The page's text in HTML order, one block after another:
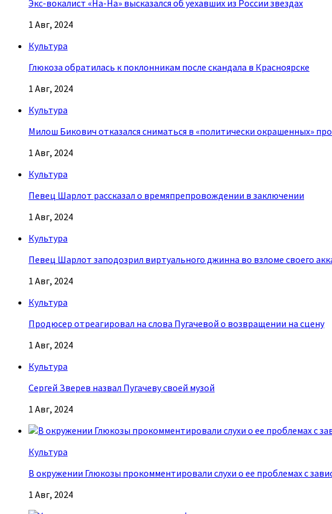
Экс-вокалист «На-На» высказался об уехавших из России звездах
1 Авг, 2024
Культура
Глюкоза обратилась к поклонникам после скандала в Красноярске
1 Авг, 2024
Культура
Милош Бикович отказался сниматься в «политически окрашенных»
1 Авг, 2024
Культура
Певец Шарлот рассказал о времяпрепровождении в заключении
1 Авг, 2024
Культура
Певец Шарлот заподозрил виртуального джинна во взломе своего
1 Авг, 2024
Культура
Продюсер отреагировал на слова Пугачевой о возвращении на сцену
1 Авг, 2024
Культура
Сергей Зверев назвал Пугачеву своей музой
1 Авг, 2024
Культура
В окружении Глюкозы прокомментировали слухи о ее проблемах с
1 Авг, 2024